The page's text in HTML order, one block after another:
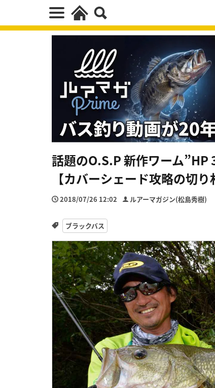
話題のO.S.P 新作ワーム
【カバーシェード攻略の切り
2018/07/26 12:02 ルアーマガジン(松島秀樹)
ブラックバス